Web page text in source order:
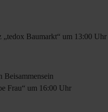
Baumarkt“ um 13:00 Uhr
Beisammensein
Frau“ um 16:00 Uhr